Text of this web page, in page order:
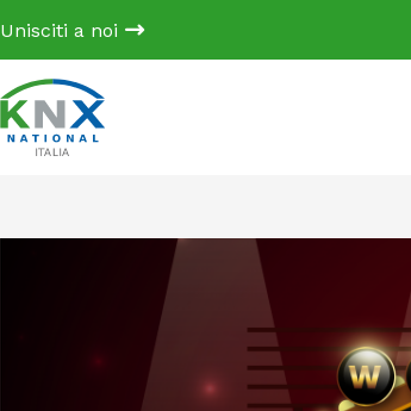
Unisciti a noi